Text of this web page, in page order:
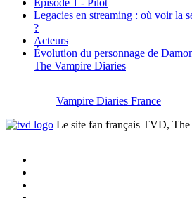
Legacies en streaming : où voir la
?
Acteurs
Évolution du personnage de
The Vampire Diaries
Vampire Diaries France
Le site fan français TVD,